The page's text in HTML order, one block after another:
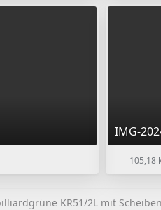
IMG-
105,18
KR51/2L mit